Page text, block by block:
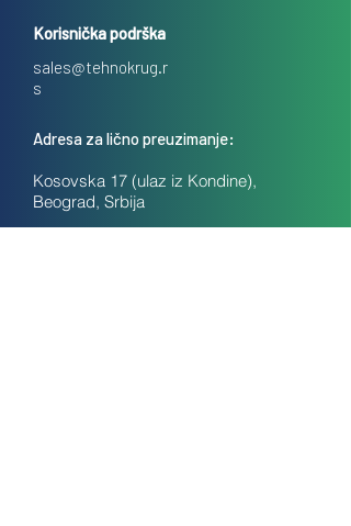
Korisnička podrška
sales@tehnokrug.r
s
Adresa za lično preuzimanje:
Kosovska 17 (ulaz iz Kondine),
Beograd, Srbija